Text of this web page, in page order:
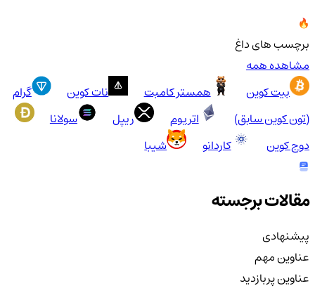
برچسب های داغ
مشاهده همه
بیت کوین
همستر کامبت نات کوین
گرام
(تون کوین سابق)
اتریوم ریپل
سولانا
دوج کوین
کاردانو شیبا
مقالات برجسته
پیشنهادی
عناوین مهم
عناوین پربازدید